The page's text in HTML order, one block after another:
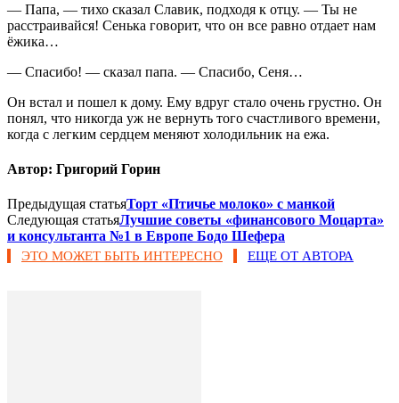
— Папа, — тихо сказал Славик, подходя к отцу. — Ты не
расстраивайся! Сенька говорит, что он все равно отдает нам
ёжика…
— Спасибо! — сказал папа. — Спасибо, Сеня…
Он встал и пошел к дому. Ему вдруг стало очень грустно. Он
понял, что никогда уж не вернуть того счастливого времени,
когда с легким сердцем меняют холодильник на ежа.
Автор: Григорий Горин
Предыдущая статьяТорт «Птичье молоко» с манкой
Следующая статьяЛучшие советы «финансового Моцарта»
и консультанта №1 в Европе Бодо Шефера
ЭТО МОЖЕТ БЫТЬ ИНТЕРЕСНО ЕЩЕ ОТ АВТОРА